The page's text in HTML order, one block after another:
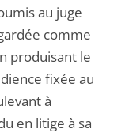
au juge
comme
produisant le
fixée au
à
en litige à sa